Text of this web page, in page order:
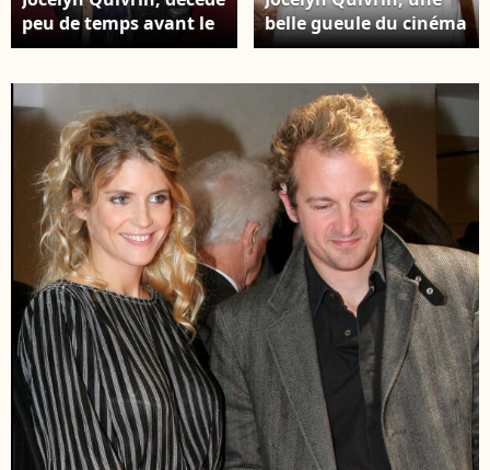
peu de temps avant le
tournage de Philibert
titre.
belle gueule du cinéma
français